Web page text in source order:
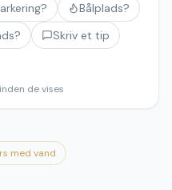
Bålplads?
Skriv et tip
de vises
med vand